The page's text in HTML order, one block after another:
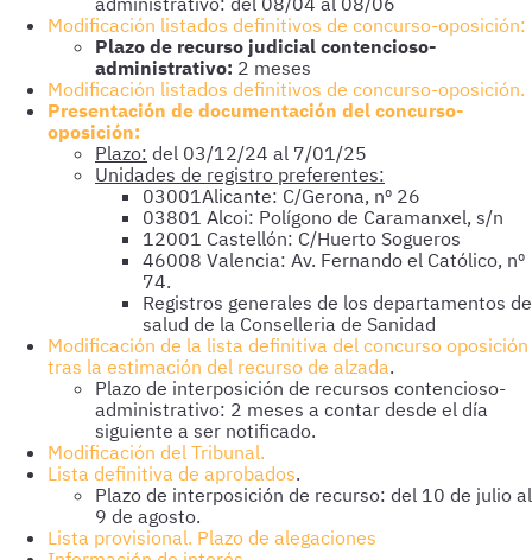
Modificación listados definitivos de concurso-oposición:
Plazo de recurso judicial contencioso-
administrativo: 2 meses
Modificación listados definitivos de concurso-oposición.
Presentación de documentación del concurso-
oposición:
Plazo: del 03/12/24 al 7/01/25
Unidades de registro preferentes:
03001Alicante: C/Gerona, nº 26
03801 Alcoi: Polígono de Caramanxel, s/n
12001 Castellón: C/Huerto Sogueros
46008 Valencia: Av. Fernando el Católico, nº
74.
Registros generales de los departamentos de
salud de la Conselleria de Sanidad
Modificación de la lista definitiva del concurso oposición
tras la estimación del recurso de alzada.
Plazo de interposición de recursos contencioso-
administrativo: 2 meses a contar desde el día
siguiente a ser notificado.
Modificación del Tribunal.
Lista definitiva de aprobados.
Plazo de interposición de recurso: del 10 de julio al
9 de agosto.
Lista provisional. Plazo de alegaciones